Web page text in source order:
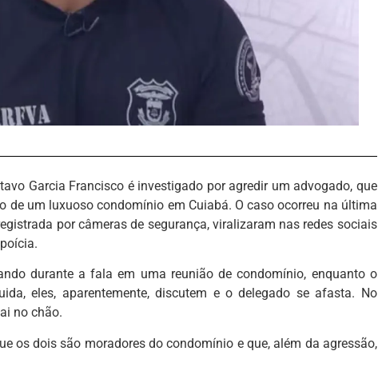
Garcia Francisco é investigado por agredir um advogado, que
de um luxuoso condomínio em Cuiabá. O caso ocorreu na última
por câmeras de segurança, viralizaram nas redes sociais
durante a fala em uma reunião de condomínio, enquanto o
eles, aparentemente, discutem e o delegado se afasta. No
no chão.
os dois são moradores do condomínio e que, além da agressão,